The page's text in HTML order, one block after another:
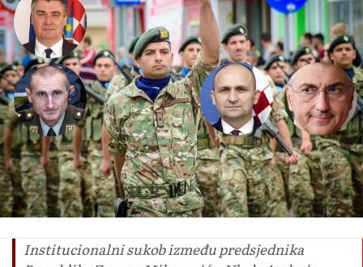
Institucionalni sukob između predsjednika